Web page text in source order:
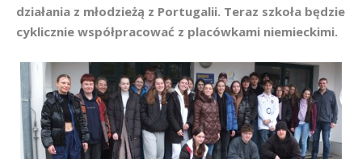
działania z młodzieżą z Portugalii. Teraz szkoła będzie
cyklicznie współpracować z placówkami niemieckimi.